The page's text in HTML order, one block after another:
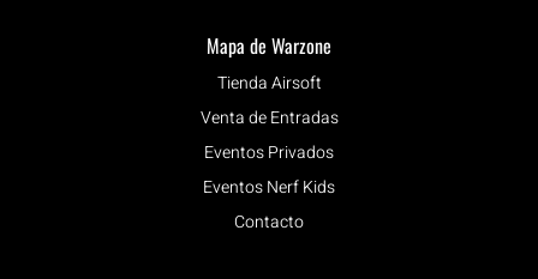
Mapa de Warzone
Tienda Airsoft
Venta de Entradas
Eventos Privados
Eventos Nerf Kids
Contacto